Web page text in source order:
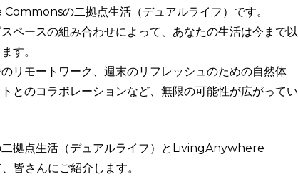
の二拠点生活（デュアルライフ）です。
ペースの組み合わせによって、あなたの生活は今まで以
す。
リモートワーク、週末のリフレッシュのための自然体
とのコラボレーションなど、無限の可能性が広がってい
二拠点生活（デュアルライフ）とLivingAnywhere
皆さんにご紹介します。